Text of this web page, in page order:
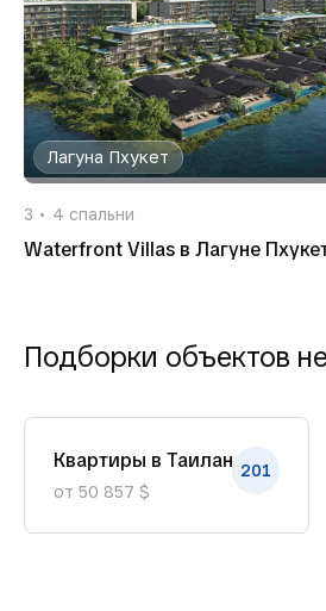
Лагуна Пхукет
3 4 спальни
Waterfront Villas в Лагуне
Подборки объектов
Квартиры в Таиланде
от 50 857 $
201